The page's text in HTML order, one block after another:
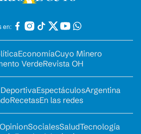
en:
EconomíaCuyo Minero
VerdeRevista OH
EspectáculosArgentina
RecetasEn las redes
SocialesSaludTecnología